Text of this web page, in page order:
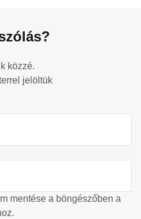
közzé.
jelöltük
mentése a böngészőben a